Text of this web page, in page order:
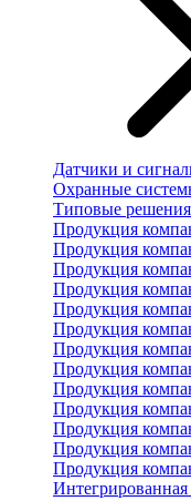
Датчики и
Охранные
Типовые
Продукция
Продукция
Продукция
Продукция
Продукция
Продукция
Продукция
Продукция
Продукция
Продукция
Продукция
Продукция
Продукция